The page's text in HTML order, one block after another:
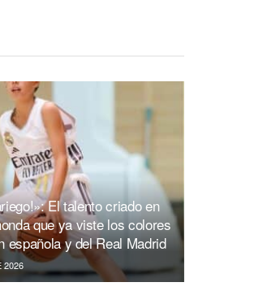
El talento criado en
que ya viste los colores
española y del Real Madrid
2026